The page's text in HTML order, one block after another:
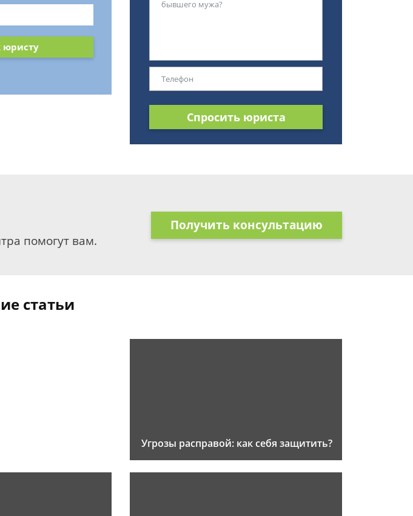
юристу
Спросить юриста
помогут вам.
Получить консультацию
статьи
Угрозы расправой: как себя защитить?